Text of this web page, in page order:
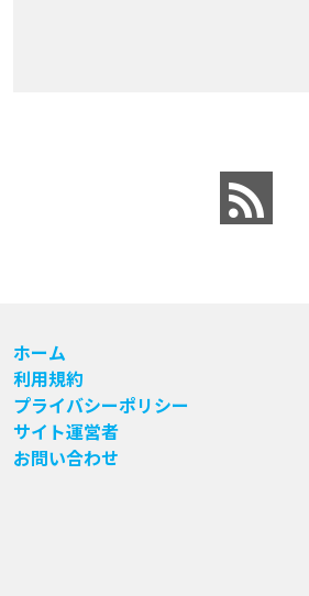
ホーム
利用規約
プライバシーポリシー
サイト運営者
お問い合わせ